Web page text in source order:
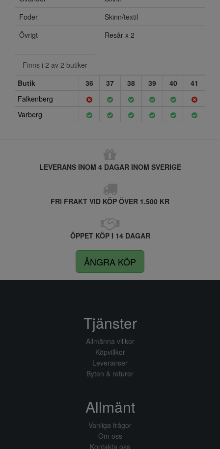
Foder
Skinn/textil
Övrigt
Resår x 2
Finns i 2 av 2 butiker
Butik
36 37 38 39 40
41
Falkenberg
Varberg
LEVERANS INOM 4 DAGAR INOM SVERIGE
FRI FRAKT VID KÖP ÖVER 1.500 KR
ÖPPET KÖP I 14 DAGAR
ÅNGRA KÖP
Tjänster
Allmänna villkor
Köpvillkor
Leveranser
Byten & returer
Allmänt
Vanliga frågor
Om oss
Kontakta oss